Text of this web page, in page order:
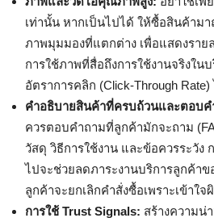
เท่านั้น หากเป็นไปได้ ให้ซื้อสินค้าม
ภาพมุมมองที่แตกต่าง เพื่อแสดงราย
การใช้ภาพที่สื่อถึงการใช้งานจริงใน
อัตราการคลิก (Click-Through
คำอธิบายสินค้าที่ครบถ้วนและตอบค
ควรตอบคำถามที่ลูกค้ามักจะถาม
วัสดุ วิธีการใช้งาน และข้อควรระวัง
ไปจะช่วยลดภาระงานบริการลูกค้า
ลูกค้าจะยกเลิกคำสั่งซื้อเพราะเข้าใจ
การใช้ Trust Signals: สร้างความน่